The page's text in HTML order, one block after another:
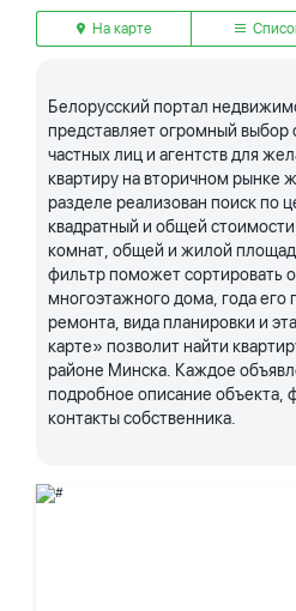
На карте
Белорусский портал
представляет огромный выбор
частных лиц и агентств для
квартиру на вторичном рынке
разделе реализован поиск по
квадратный и общей
комнат, общей и жилой
фильтр поможет сортировать
многоэтажного дома, года его
ремонта, вида планировки и
карте» позволит найти
районе Минска. Каждое
подробное описание объекта,
контакты собственника.